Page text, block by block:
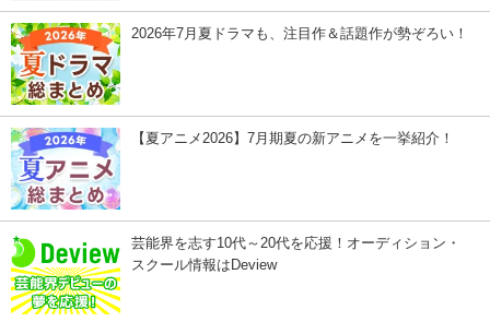
2026年7月夏ドラマも、注目作＆話題作が勢ぞろい！
【夏アニメ2026】7月期夏の新アニメを一挙紹介！
芸能界を志す10代～20代を応援！オーディション・
スクール情報はDeview